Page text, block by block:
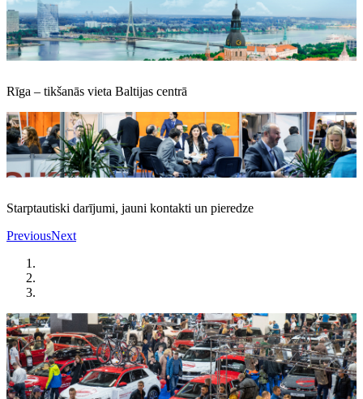
Rīga – tikšanās vieta Baltijas centrā
Starptautiski darījumi, jauni kontakti un pieredze
PreviousNext